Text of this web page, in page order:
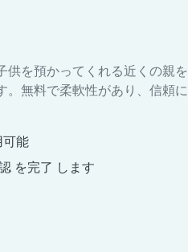
供を預かってくれる近くの親を
。無料で柔軟性があり、信頼に
可能
を完了 します